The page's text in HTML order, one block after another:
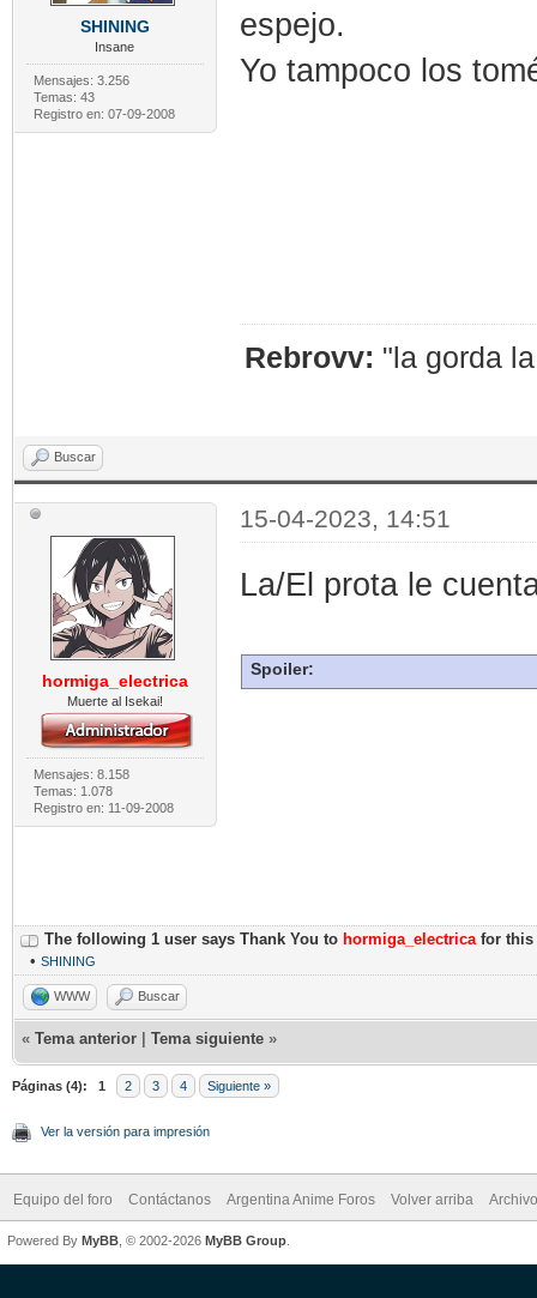
SHINING
Insane
Mensajes: 3.256
Temas: 43
Registro en: 07-09-2008
espejo.
Yo tampoco los
Rebrovv: "la gorda
Buscar
hormiga_electrica
Muerte al Isekai!
Mensajes: 8.158
Temas: 1.078
Registro en: 11-09-2008
15-04-2023, 14:51
La/El prota le
Spoiler:
The following 1 user says Thank You to hormiga_electricafor this
• SHINING
WWW Buscar
« Tema anterior Tema siguiente »
Páginas (4): 1 2 3 4 Siguiente »
Ver la versión para impresión
Equipo del foro Contáctanos Argentina Anime Foros Volver arriba
Powered By MyBB , © 2002-2026 MyBB Group